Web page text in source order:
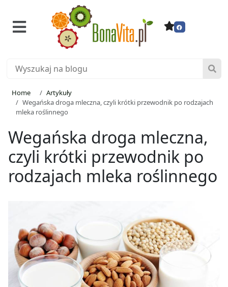
Home
Artykuły
Wegańska droga mleczna, czyli krótki przewodnik po rodzajach
mleka roślinnego
Wegańska droga mleczna,
czyli krótki przewodnik po
rodzajach mleka roślinnego